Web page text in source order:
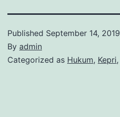
Published September 14, 2019
By admin
Categorized as Hukum, Kepri,